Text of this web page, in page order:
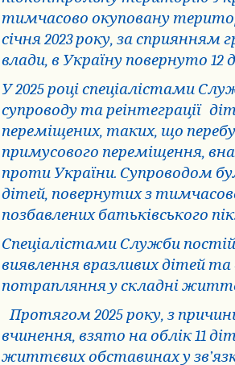
тимчасово окуповану
січня 2023 року, за сприянням
влади, в Україну повернуто
У 2025 році спеціалістами
супроводу та реінтеграції
переміщених, таких, що
примусового переміщення,
проти України. Супроводом
дітей, повернутих з
позбавлених батьківського
Спеціалістами Служби
виявлення вразливих дітей
потрапляння у складні
Протягом 2025 року, з
вчинення, взято на облік 11
життєвих обставинах у